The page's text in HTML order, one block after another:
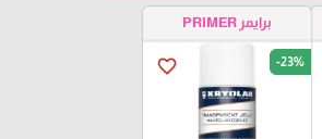
برايمر PRIMER
favorite_border -23%